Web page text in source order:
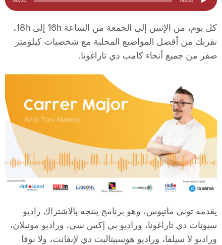
i
u
a
d
الصوت
كل يوم، من الإثنين إلى الجمعة من الساعة 16h إلى 18h،
نقربك من أفضل المواضيع المحلية مع شخصيات كيلومتر
صفر من جميع أنحاء كامب دي تاراغونا.
يقدمه توني ماتيوس، وهو برنامج ينتجه بالاشتراك راديو
سيوتات دي تاراغونا، وراديو بي إكس سي، وراديو مونبلان،
وراديو لا سيلفا، وراديو هوسبيتاليت دي لإنفانت، ولا نوفا